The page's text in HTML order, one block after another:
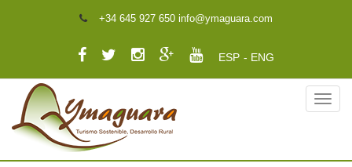
+34 645 927 650 info@ymaguara.com
ESP ENG